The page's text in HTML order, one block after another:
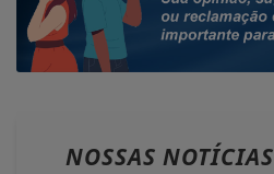
NOSSAS NOTÍCIAS